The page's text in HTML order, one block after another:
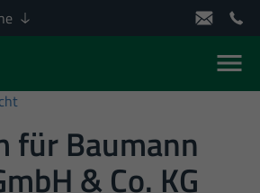
für Baumann
& Co. KG